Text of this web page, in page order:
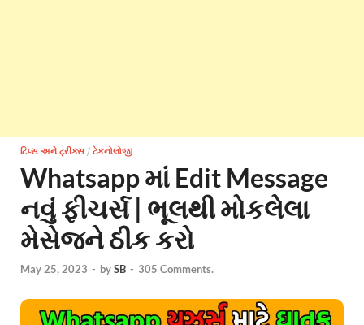
ટિપ્સ અને ટ્રીક્સ / ટેકનોલોજી
Whatsapp માં Edit Message
નવું ફીચર્સ | ભૂલથી મોકલેલા
મેસેજને ઠીક કરો
May 25, 2023 - bySB - 305 Comments.